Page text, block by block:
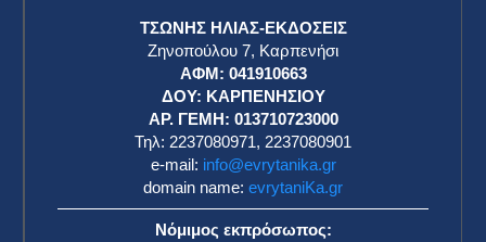
ΤΣΩΝΗΣ ΗΛΙΑΣ-ΕΚΔΟΣΕΙΣ
Ζηνοπούλου 7, Καρπενήσι
ΑΦΜ: 041910663
ΔΟΥ: ΚΑΡΠΕΝΗΣΙΟΥ
ΑΡ. ΓΕΜΗ: 013710723000
Τηλ: 2237080971, 2237080901
e-mail: info@evrytanika.gr
domain name: evrytaniKa.gr
Νόμιμος εκπρόσωπος: